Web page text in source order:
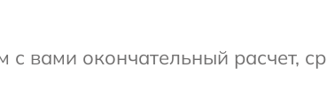
вами окончательный расчет,